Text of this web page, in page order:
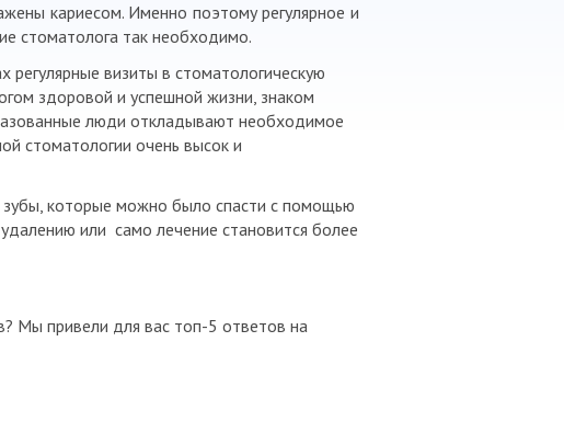
кариесом. Именно поэтому регулярное и
стоматолога так необходимо.
регулярные визиты в стоматологическую
здоровой и успешной жизни, знаком
люди откладывают необходимое
стоматологии очень высок и
зубы, которые можно было спасти с помощью
или само лечение становится более
Мы привели для вас топ-5 ответов на